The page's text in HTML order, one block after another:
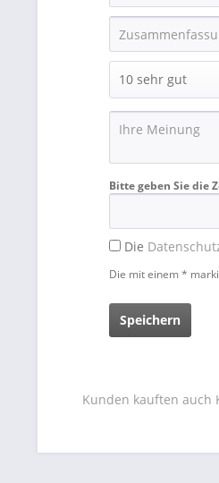
Bitte geben Sie die
Die
Die mit einem *
Speichern
Kunden kauften auch